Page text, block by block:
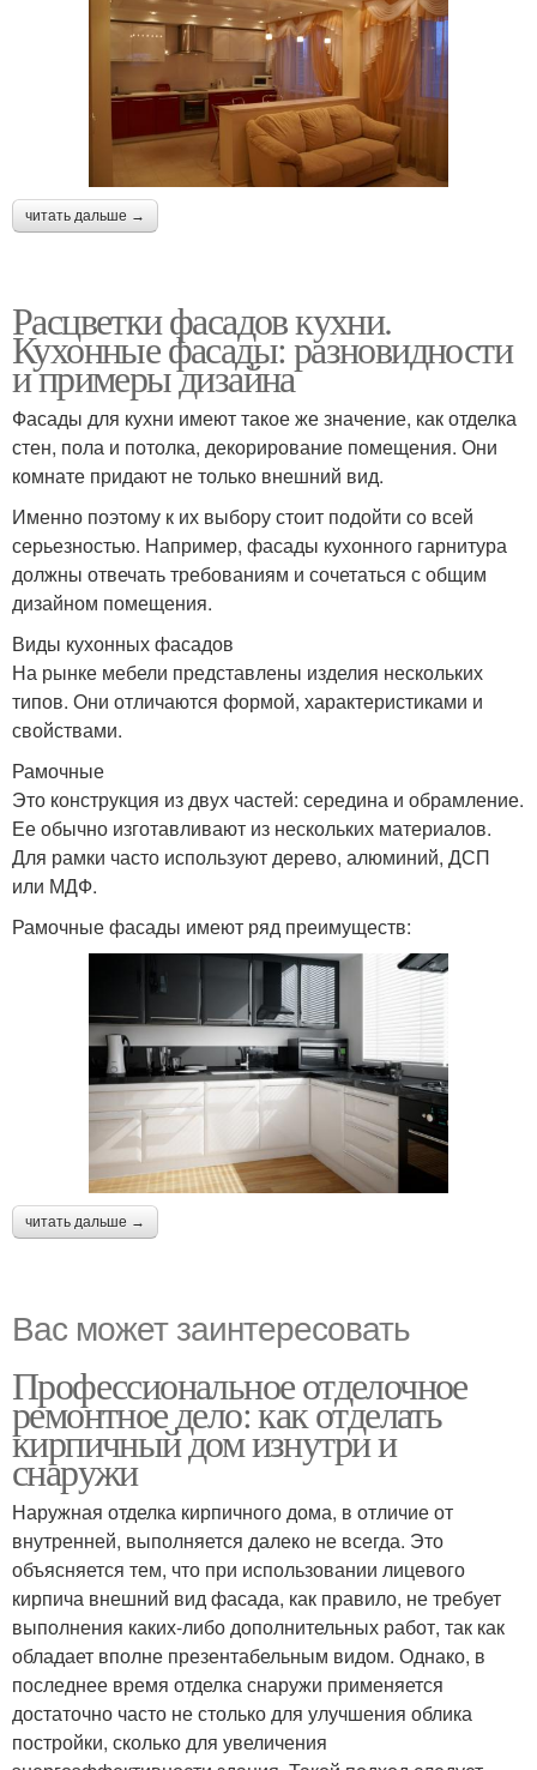
читать дальше →
Расцветки фасадов кухни.
Кухонные фасады: разновидности
и примеры дизайна
Фасады для кухни имеют такое же значение, как отделка
стен, пола и потолка, декорирование помещения. Они
комнате придают не только внешний вид.
Именно поэтому к их выбору стоит подойти со всей
серьезностью. Например, фасады кухонного гарнитура
должны отвечать требованиям и сочетаться с общим
дизайном помещения.
Виды кухонных фасадов
На рынке мебели представлены изделия нескольких
типов. Они отличаются формой, характеристиками и
свойствами.
Рамочные
Это конструкция из двух частей: середина и обрамление.
Ее обычно изготавливают из нескольких материалов.
Для рамки часто используют дерево, алюминий, ДСП
или МДФ.
Рамочные фасады имеют ряд преимуществ:
читать дальше →
Вас может заинтересовать
Профессиональное отделочное
ремонтное дело: как отделать
кирпичный дом изнутри и
снаружи
Наружная отделка кирпичного дома, в отличие от
внутренней, выполняется далеко не всегда. Это
объясняется тем, что при использовании лицевого
кирпича внешний вид фасада, как правило, не требует
выполнения каких-либо дополнительных работ, так как
обладает вполне презентабельным видом. Однако, в
последнее время отделка снаружи применяется
достаточно часто не столько для улучшения облика
постройки, сколько для увеличения